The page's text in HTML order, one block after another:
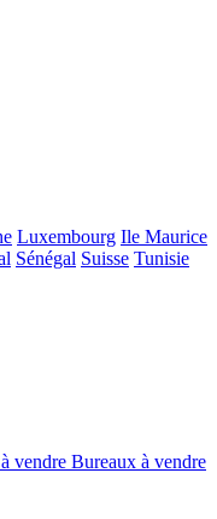
Luxembourg Ile Maurice
Sénégal Suisse Tunisie
vendre Bureaux à vendre